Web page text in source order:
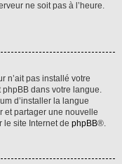
ne soit pas à l’heure.
n’ait pas installé votre
phpBB dans votre langue.
d’installer la langue
et partager une nouvelle
le site Internet de phpBB®.